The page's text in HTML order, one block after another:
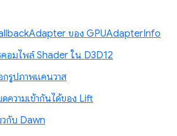
ของ GPUAdapterInfo
คอมไพล์ Shader ใน D3D12
รูปภาพแคนวาส
ความเข้ากันได้ของ Lift
กับ Dawn